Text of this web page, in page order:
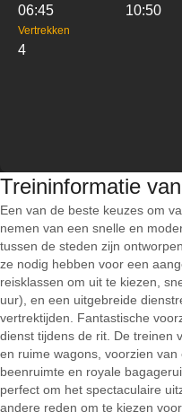
06:45 10:50
Vertrekken
4
Treininformatie
Een van de beste keuzes om
nemen van een snelle en
tussen de steden zijn
ze nodig hebben voor een
reisklassen om uit te kiezen,
uur), en een uitgebreide
vertrektijden. Fantastische
dienst tijdens de rit. De treinen
en ruime wagons, voorzien
beenruimte en royale
perfect om het spectaculaire
andere reden om te kiezen